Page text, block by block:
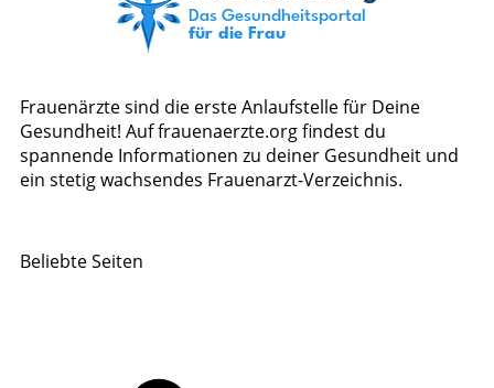
Frauenärzte sind die erste Anlaufstelle für Deine
Gesundheit! Auf frauenaerzte.org findest du
spannende Informationen zu deiner Gesundheit und
ein stetig wachsendes Frauenarzt-Verzeichnis.
Beliebte Seiten